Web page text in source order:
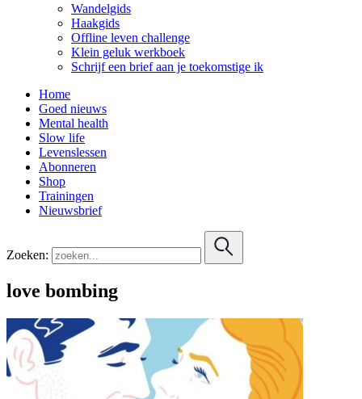
Wandelgids
Haakgids
Offline leven challenge
Klein geluk werkboek
Schrijf een brief aan je toekomstige ik
Home
Goed nieuws
Mental health
Slow life
Levenslessen
Abonneren
Shop
Trainingen
Nieuwsbrief
Zoeken:
love bombing